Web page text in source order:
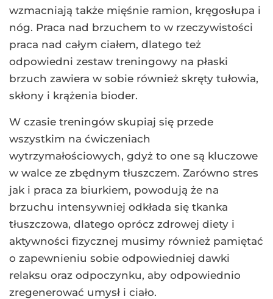
wzmacniają także mięśnie ramion, kręgosłupa i
nóg. Praca nad brzuchem to w rzeczywistości
praca nad całym ciałem, dlatego też
odpowiedni zestaw treningowy na płaski
brzuch zawiera w sobie również skręty tułowia,
skłony i krążenia bioder.
W czasie treningów skupiaj się przede
wszystkim na ćwiczeniach
wytrzymałościowych, gdyż to one są kluczowe
w walce ze zbędnym tłuszczem. Zarówno stres
jak i praca za biurkiem, powodują że na
brzuchu intensywniej odkłada się tkanka
tłuszczowa, dlatego oprócz zdrowej diety i
aktywności fizycznej musimy również pamiętać
o zapewnieniu sobie odpowiedniej dawki
relaksu oraz odpoczynku, aby odpowiednio
zregenerować umysł i ciało.